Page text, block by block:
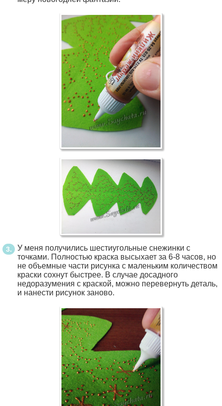
У меня получились шестиугольные снежинки с
точками. Полностью краска высыхает за 6-8 часов, но
не объемные части рисунка с маленьким количеством
краски сохнут быстрее. В случае досадного
недоразумения с краской, можно перевернуть деталь,
и нанести рисунок заново.